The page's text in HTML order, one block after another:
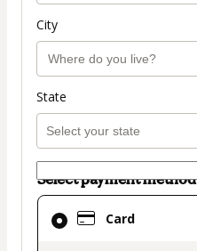
City
State
Select payment method
Card
Card
selected